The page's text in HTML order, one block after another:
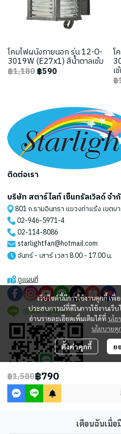
โคมไฟผนังภายนอก รุ่น 12-O-
3019W (E27x1) สีน้ำตาลเข้ม
฿1,180฿590
โ
เ
฿
฿1,580฿790
เตือนฉันเมื่อ
เว็บไซต์นี้มีการใช้งานคุกกี้ เ
ประสบการณ์ที่ดีในการใช้งานเว็
อ่านรายละเอียดเพิ่มเติมได้ที่ นโ
นโยบายคุ
ตั้งค่าคุกกี้ ย
ติดต่อเรา
บริษัท สตาร์ไลท์ เซ็นทรัลเวิลด์ จำ
801 ถ.รามอินทรา แขวงท่าแร้ง เขตบ
02-946-5971-4
02-114-8086
starlightfan@hotmail.com
จันทร์ - เสาร์ เวลา 8.00 - 17.00 น.
ดูแผนที่
@starlightfan